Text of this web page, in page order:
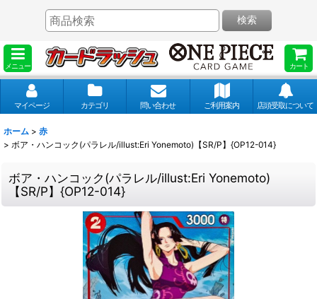
メニュー カート
検索
マイページ カテゴリ 問い合わせ ご利用案内 店頭受取について
ホーム > 赤
> ボア・ハンコック(パラレル/illust:Eri Yonemoto)【SR/P】{OP12-014}
ボア・ハンコック(パラレル/illust:Eri Yonemoto)
【SR/P】{OP12-014}